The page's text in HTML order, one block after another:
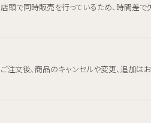
店頭で同時販売を行っているため、時間差で
ご注文後、商品のキャンセルや変更、追加は